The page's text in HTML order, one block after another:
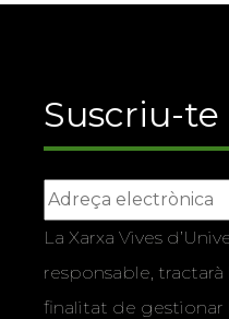
Suscriu-te
La Xarxa Vives
responsable,
finalitat de gestionar